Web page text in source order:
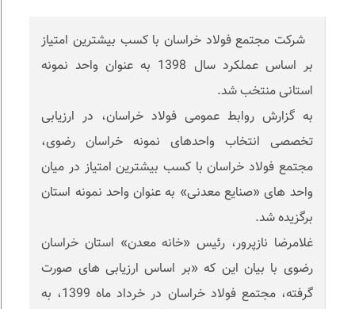
شرکت مجتمع فولاد خراسان با کسب بیشترین امتیاز
بر اساس عملکرد سال 1398 به عنوان واحد نمونه
استانی منتخب شد.
به گزارش روابط عمومی فولاد خراسان، در ارزیابی
تخصصی انتخاب واحدهای نمونه خراسان رضوی،
مجتمع فولاد خراسان با کسب بیشترین امتیاز در میان
واحد های «صنایع معدنی» به عنوان واحد نمونه استان
برگزیده شد.
غلامرضا نازپرور، رئیس «خانه معدن» استان خراسان
رضوی با بیان این که «بر اساس ارزیابی های صورت
گرفته، مجتمع فولاد خراسان در خرداد ماه 1399، به